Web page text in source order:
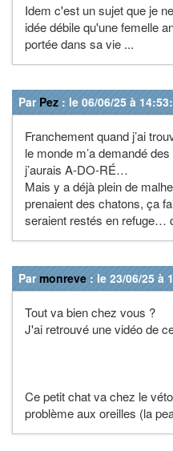
Idem c'est un sujet que je
idée débile qu'une femelle
portée dans sa vie ...
Par Pez : le 06/06/25 à
Franchement quand j’ai
le monde m’a demandé
j’aurais A-DO-RÉ…
Mais y a déjà plein de
prenaient des chatons, ça
seraient restés en refuge…
Parmonreve : le 23/06/25 à
Tout va bien chez vous ?
J'ai retrouvé une vidéo de
Ce petit chat va chez le
problème aux oreilles (la